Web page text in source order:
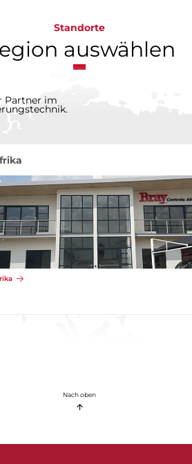
Standorte
auswählen
Partner im
Nach oben